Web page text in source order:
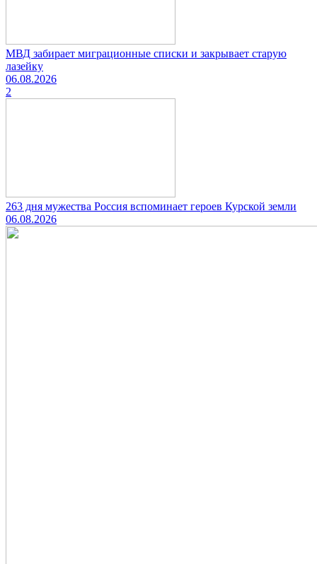
МВД забирает миграционные списки и закрывает старую
лазейку
06.08.2026
2
263 дня мужества Россия вспоминает героев Курской земли
06.08.2026